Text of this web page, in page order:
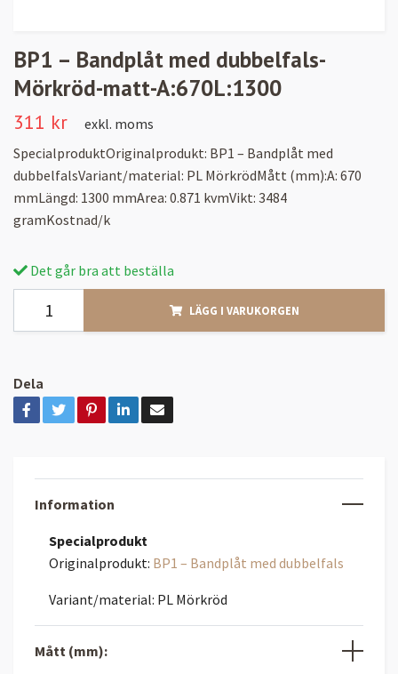
BP1 – Bandplåt med dubbelfals-
Mörkröd-matt-A:670L:1300
311 kr
exkl. moms
SpecialproduktOriginalprodukt: BP1 – Bandplåt med
dubbelfalsVariant/material: PL MörkrödMått (mm):A: 670
mmLängd: 1300 mmArea: 0.871 kvmVikt: 3484
gramKostnad/k
Det går bra att beställa
LÄGG I VARUKORGEN
Dela
Information
Specialprodukt
Originalprodukt: BP1 – Bandplåt med dubbelfals
Variant/material: PL Mörkröd
Mått (mm):